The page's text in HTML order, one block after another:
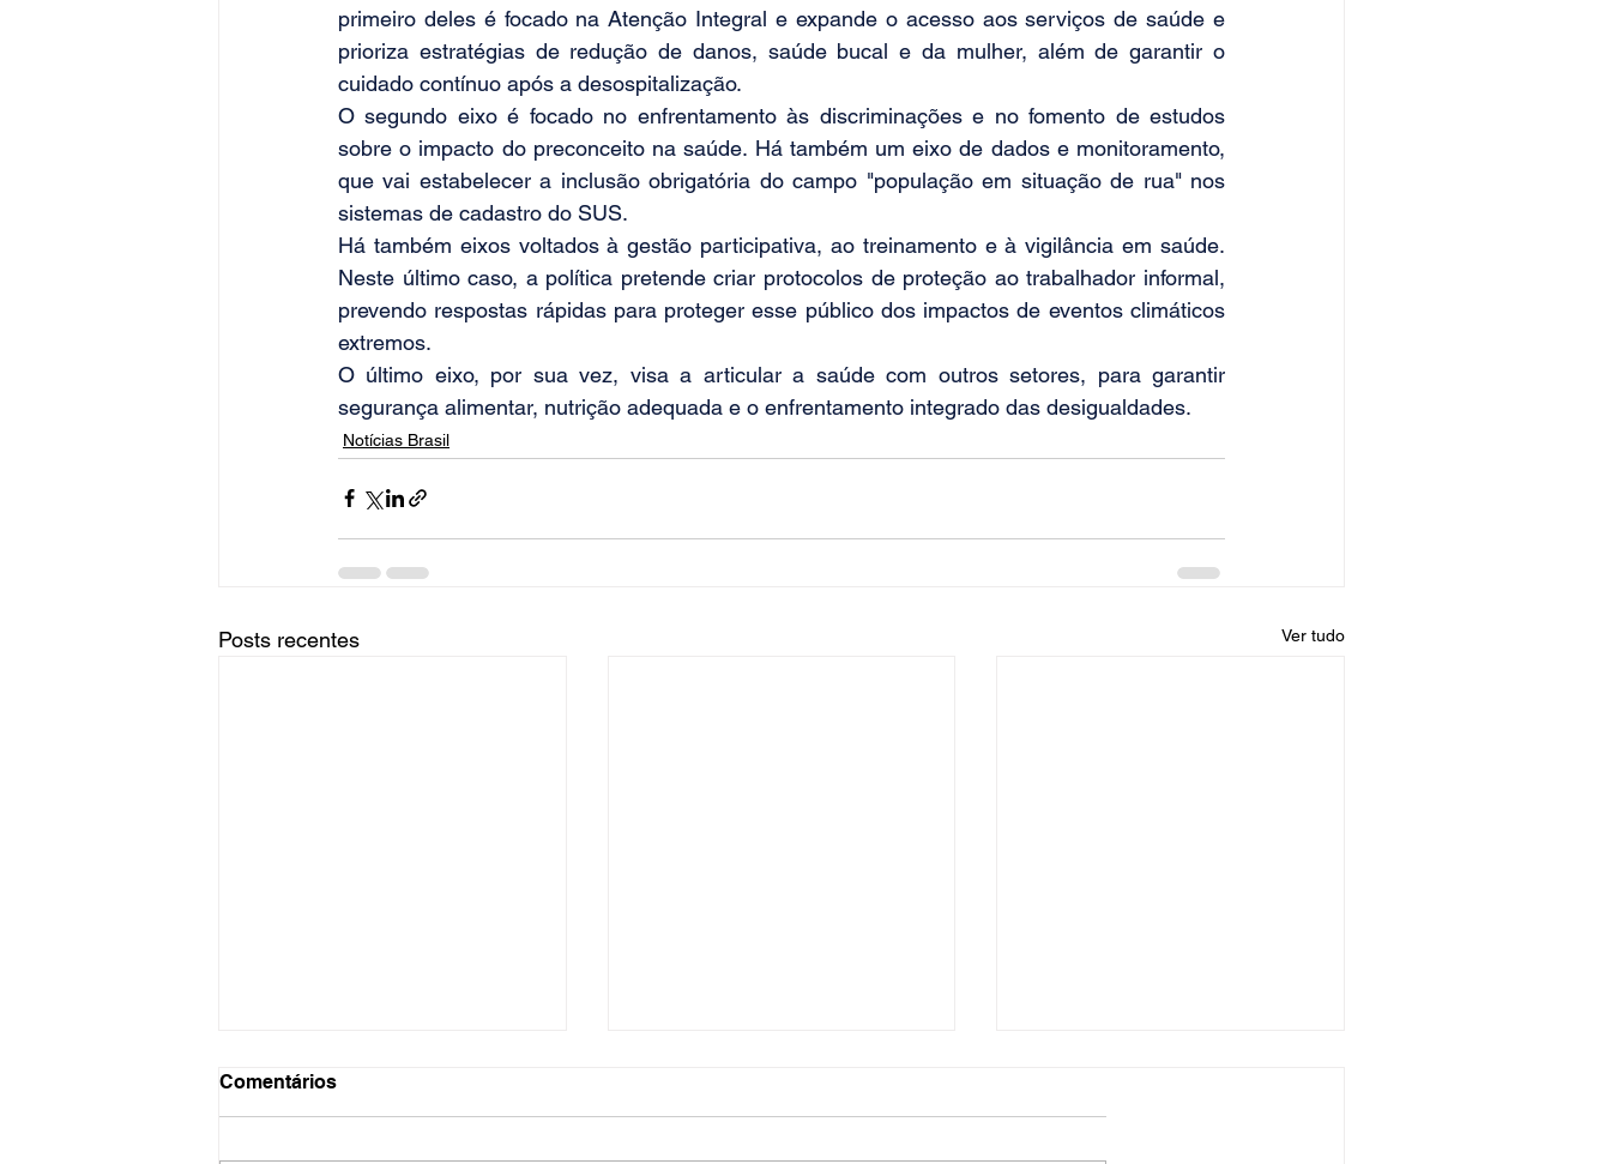
primeiro deles é focado na Atenção Integral e expande o acesso aos serviços de saúde e
prioriza estratégias de redução de danos, saúde bucal e da mulher, além de garantir o
cuidado contínuo após a desospitalização.
O segundo eixo é focado no enfrentamento às discriminações e no fomento de estudos
sobre o impacto do preconceito na saúde. Há também um eixo de dados e monitoramento,
que vai estabelecer a inclusão obrigatória do campo "população em situação de rua" nos
sistemas de cadastro do SUS.
Há também eixos voltados à gestão participativa, ao treinamento e à vigilância em saúde.
Neste último caso, a política pretende criar protocolos de proteção ao trabalhador informal,
prevendo respostas rápidas para proteger esse público dos impactos de eventos climáticos
extremos.
O último eixo, por sua vez, visa a articular a saúde com outros setores, para garantir
segurança alimentar, nutrição adequada e o enfrentamento integrado das desigualdades.
Notícias Brasil
Posts recentes Ver tudo
Comentários